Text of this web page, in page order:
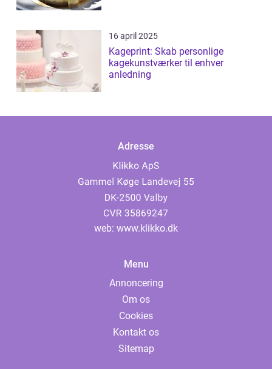
16 april 2025
Kageprint: Skab personlige
kagekunstværker til enhver
anledning
Adresse
web: www.klikko.dk
Menu
Annoncering
Om os
Cookies
Kontakt os
Sitemap